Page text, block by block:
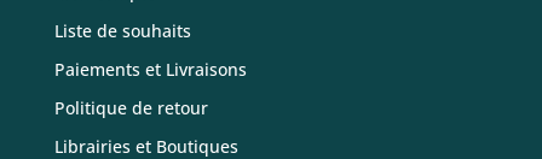
Liste de souhaits
Paiements et Livraisons
Politique de retour
Librairies et Boutiques